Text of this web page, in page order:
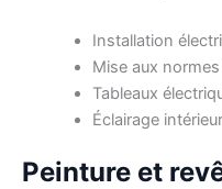
Installation
Mise aux
Tableaux
Éclairage
Peinture et